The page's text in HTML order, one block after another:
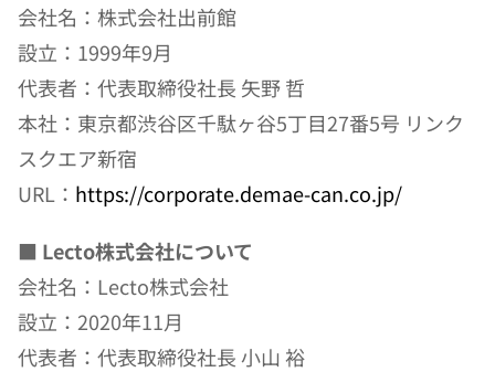
会社名：株式会社出前館
設立：1999年9月
代表者：代表取締役社長 矢野 哲
本社：東京都渋谷区千駄ヶ谷5丁目27番5号 リンク
スクエア新宿
URL： https://corporate.demae-can.co.jp/
■ Lecto株式会社について
会社名：Lecto株式会社
設立：2020年11月
代表者：代表取締役社長 小山 裕